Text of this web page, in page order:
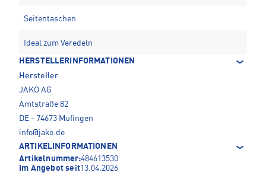
Seitentaschen
Ideal zum Veredeln
HERSTELLERINFORMATIONEN
Hersteller
JAKO AG
Amtstraße 82
DE - 74673 Mufingen
info@jako.de
ARTIKELINFORMATIONEN
Artikelnummer:484613530
Im Angebot seit13.04.2026